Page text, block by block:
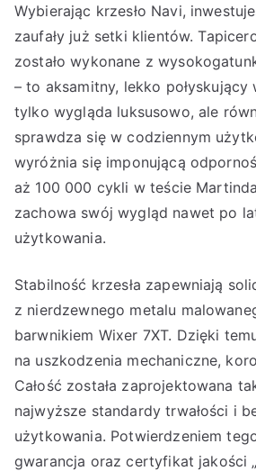
Wybierając krzesło Navi,
zaufały już setki klientów.
zostało wykonane z
– to aksamitny, lekko połyskujący
tylko wygląda luksusowo, ale
sprawdza się w codziennym
wyróżnia się imponującą
aż 100 000 cykli w teście
zachowa swój wygląd nawet po
użytkowania.
Stabilność krzesła zapewniają
z nierdzewnego metalu
barwnikiem Wixer 7XT. Dzięki
na uszkodzenia mechaniczne,
Całość została zaprojektowana
najwyższe standardy trwałości i
użytkowania. Potwierdzeniem
gwarancja oraz certyfikat jakości